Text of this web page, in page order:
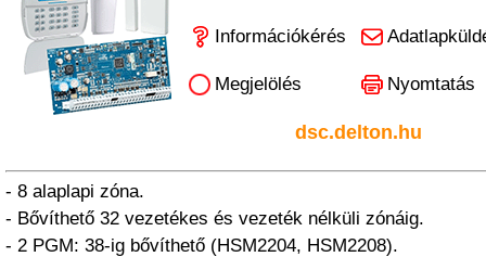
Információkérés
Megjelölés Nyomtatás
dsc.delton.hu
- 8 alaplapi zóna.
- Bővíthető 32 vezetékes és vezeték nélküli zónáig.
- 2 PGM: 38-ig bővíthető (HSM2204, HSM2208).